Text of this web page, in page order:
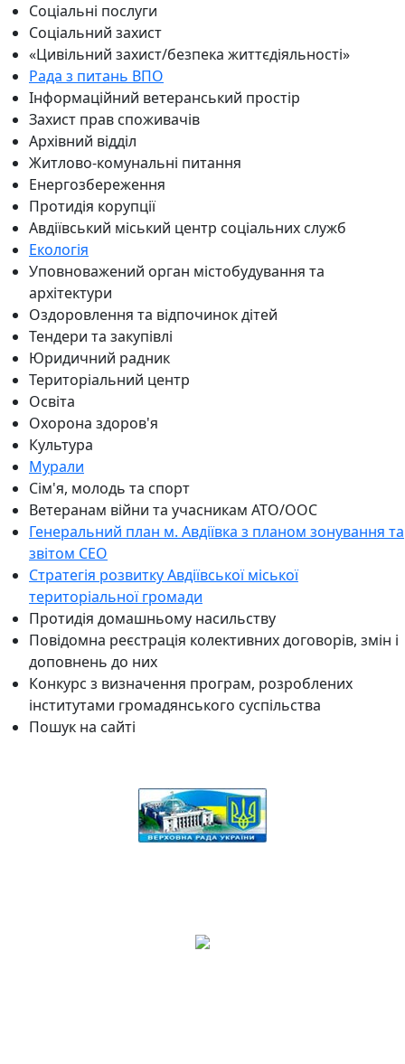
Соціальні послуги
Соціальний захист
«Цивільний захист/безпека життєдіяльності»
Рада з питань ВПО
Інформаційний ветеранський простір
Захист прав споживачів
Архівний відділ
Житлово-комунальні питання
Енергозбереження
Протидія корупції
Авдіївський міський центр соціальних служб
Екологія
Уповноважений орган містобудування та
архітектури
Оздоровлення та відпочинок дітей
Тендери та закупівлі
Юридичний радник
Територіальний центр
Освіта
Охорона здоров'я
Культура
Мурали
Сім'я, молодь та спорт
Ветеранам війни та учасникам АТО/ООС
Генеральний план м. Авдіївка з планом зонування та
звітом СЕО
Стратегія розвитку Авдіївської міської
територіальної громади
Протидія домашньому насильству
Повідомна реєстрація колективних договорів, змін і
доповнень до них
Конкурс з визначення програм, розроблених
інститутами громадянського суспільства
Пошук на сайті